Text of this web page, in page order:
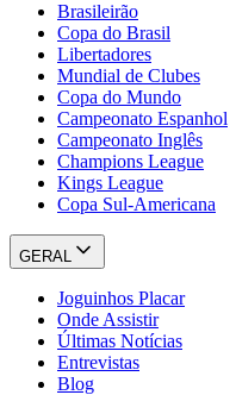
Brasileirão
Copa do Brasil
Libertadores
Mundial de Clubes
Copa do Mundo
Campeonato Espanhol
Campeonato Inglês
Champions League
Kings League
Copa Sul-Americana
GERAL
Joguinhos Placar
Onde Assistir
Últimas Notícias
Entrevistas
Blog